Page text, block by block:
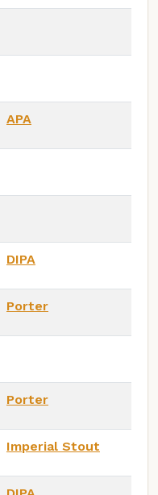
APA
DIPA
Porter
Porter
Imperial Stout